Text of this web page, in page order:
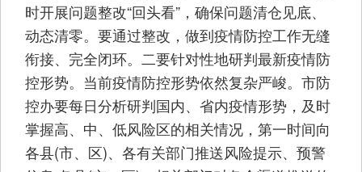
时开展问题整改“回头看”，确保问题清仓见底、
动态清零。要通过整改，做到疫情防控工作无缝
衔接、完全闭环。二要针对性地研判最新疫情防
控形势。当前疫情防控形势依然复杂严峻。市防
控办要每日分析研判国内、省内疫情形势，及时
掌握高、中、低风险区的相关情况，第一时间向
各县(市、区)、各有关部门推送风险提示、预警